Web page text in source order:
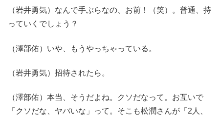
（岩井勇気）なんで手ぶらなの、お前！（笑）。普通、持
っていくでしょう？
（澤部佑）いや、もうやっちゃっている。
（岩井勇気）招待されたら。
（澤部佑）本当、そうだよね。クソだなって。お互いで
「クソだな、ヤバいな」って。そこも松潤さんが「2人、